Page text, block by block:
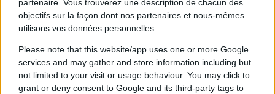
partenaire. Vous trouverez une description de chacun des
objectifs sur la façon dont nos partenaires et nous-mêmes
utilisons vos données personnelles.
Please note that this website/app uses one or more Google
services and may gather and store information including but
not limited to your visit or usage behaviour. You may click to
grant or deny consent to Google and its third-party tags to